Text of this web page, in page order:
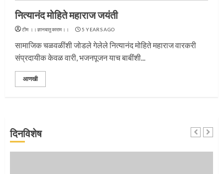
नित्यानंद मोहिते महाराज जयंती
टीम ।।ज्ञानबातुकाराम।। 5 YEARS AGO
सामाजिक चळवळींशी जोडले गेलेले नित्यानंद मोहिते महाराज वारकरी
संप्रदायीक केवळ वारी, भजनपूजन याच बाबींशी...
आणखी
दिनविशेष
3